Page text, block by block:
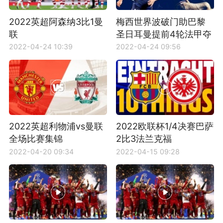
2022英超阿森纳3比1曼
联
2022-04-24 10:39
梅西世界波破门助巴黎
圣日耳曼提前4轮法甲夺
冠
2022-04-24 09:56
2022英超利物浦vs曼联
全场比赛集锦
2022-04-20 09:34
2022欧联杯1/4决赛巴萨
2比3法兰克福
2022-04-15 09:28